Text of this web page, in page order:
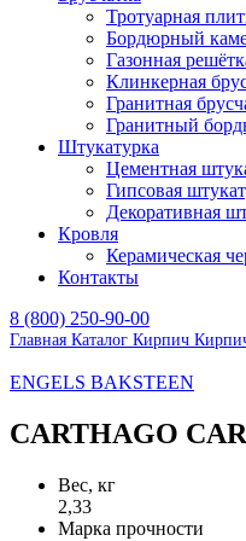
Тротуарная
Бордюрный
Газонная
Клинкерная
Гранитная
Гранитный
Штукатурка
Цементная
Гипсовая
Декоративная
Кровля
Керамическая
Контакты
8 (800) 250-90-00
Главная Каталог Кирпич
ENGELS BAKSTEEN
CARTHAGO
Вес, кг
2,33
Марка прочности